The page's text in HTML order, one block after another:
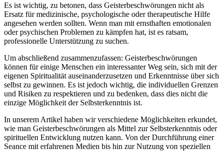
Es ist ‌wichtig, zu betonen, dass Geisterbeschwörungen nicht ⁣als​
Ersatz ⁢für medizinische,⁢ psychologische oder therapeutische ⁣Hilfe
⁣angesehen werden sollten. Wenn‌ man mit ernsthaften emotionalen
oder⁣ psychischen Problemen zu kämpfen hat,‍ ist⁤ es ratsam,
⁤professionelle Unterstützung zu suchen.
Um⁤ abschließend ⁢zusammenzufassen:‌ Geisterbeschwörungen
können für einige⁤ Menschen ein interessanter Weg sein, sich mit ⁤der
eigenen Spiritualität auseinanderzusetzen und Erkenntnisse über sich
selbst‍ zu gewinnen. Es ist jedoch wichtig, die individuellen Grenzen
und Risiken zu ⁤respektieren und zu bedenken,⁢ dass​ dies ​nicht die
einzige Möglichkeit der Selbsterkenntnis ist.
In unserem⁣ Artikel haben‌ wir verschiedene Möglichkeiten⁤ erkundet,
wie man Geisterbeschwörungen als Mittel zur Selbsterkenntnis oder
spirituellen Entwicklung ⁣nutzen kann. Von der​ Durchführung ‍einer
Seance mit erfahrenen Medien ⁤bis hin ‍zur⁢ Nutzung ⁤von speziellen